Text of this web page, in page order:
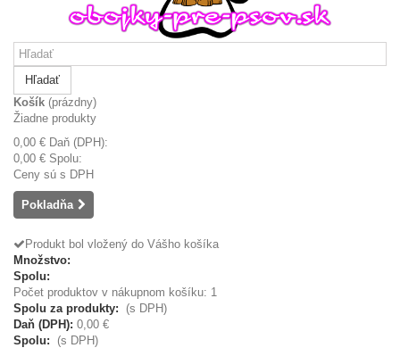
Hľadať
Košík (prázdny)
Žiadne produkty
0,00 € Daň (DPH):
0,00 € Spolu:
Ceny sú s DPH
Pokladňa
Produkt bol vložený do Vášho košíka
Množstvo:
Spolu:
Počet produktov v nákupnom košíku: 1
Spolu za produkty:
(s DPH)
Daň (DPH): 0,00 €
Spolu:
(s DPH)